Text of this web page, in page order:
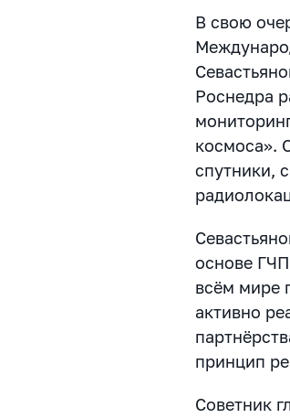
В свою
Роснедра
космоса».
спутники,
основе
всём мире
активно
принцип
Советник